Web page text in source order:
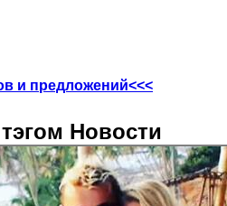
и предложений<<<
Новости